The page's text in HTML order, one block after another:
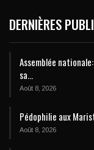
DERNIÈRES
Assemblée
sa…
Août 8, 2026
Pédophilie aux
Août 8, 2026